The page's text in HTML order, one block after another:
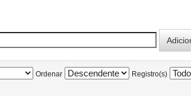
Ordenar Registro(s)